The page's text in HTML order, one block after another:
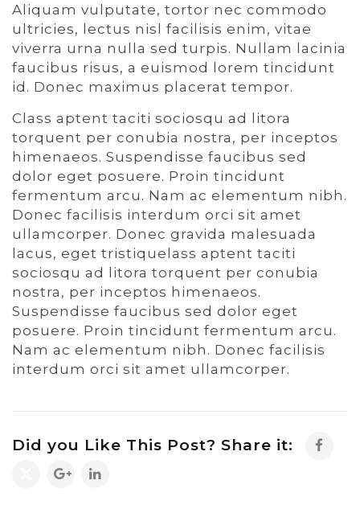
Aliquam vulputate, tortor nec commodo
ultricies, lectus nisl facilisis enim, vitae
viverra urna nulla sed turpis. Nullam lacinia
faucibus risus, a euismod lorem tincidunt
id. Donec maximus placerat tempor.
Class aptent taciti sociosqu ad litora
torquent per conubia nostra, per inceptos
himenaeos. Suspendisse faucibus sed
dolor eget posuere. Proin tincidunt
fermentum arcu. Nam ac elementum nibh.
Donec facilisis interdum orci sit amet
ullamcorper. Donec gravida malesuada
lacus, eget tristiquelass aptent taciti
sociosqu ad litora torquent per conubia
nostra, per inceptos himenaeos.
Suspendisse faucibus sed dolor eget
posuere. Proin tincidunt fermentum arcu.
Nam ac elementum nibh. Donec facilisis
interdum orci sit amet ullamcorper.
Did you Like This Post? Share it: